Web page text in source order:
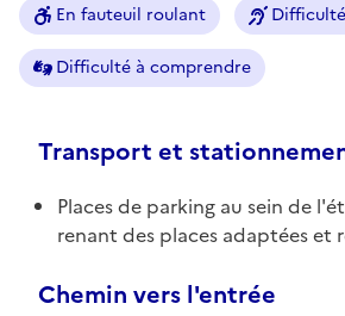
En fauteuil roulant
Difficulté à comprendre
Transport et
Places de parking au sein de
renant des places adaptées et
Chemin vers l'entrée